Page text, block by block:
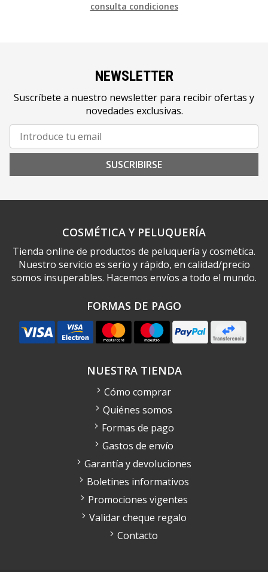
consulta condiciones
NEWSLETTER
Suscríbete a nuestro newsletter para recibir ofertas y
novedades exclusivas.
SUSCRIBIRSE
COSMÉTICA Y PELUQUERÍA
Tienda online de productos de peluquería y cosmética.
Nuestro servicio es serio y rápido, en calidad/precio
somos insuperables. Hacemos envíos a todo el mundo.
FORMAS DE PAGO
NUESTRA TIENDA
Cómo comprar
Quiénes somos
Formas de pago
Gastos de envío
Garantía y devoluciones
Boletines informativos
Promociones vigentes
Validar cheque regalo
Contacto